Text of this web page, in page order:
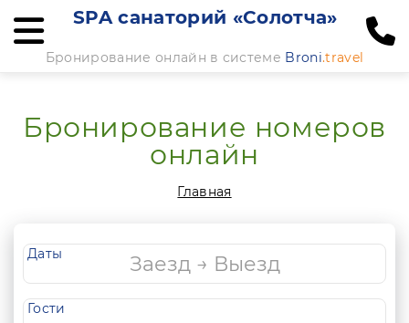
SPA санаторий «Солотча»
Бронирование онлайн в системе Broni.travel
Бронирование номеров
онлайн
Главная
Даты
Гости